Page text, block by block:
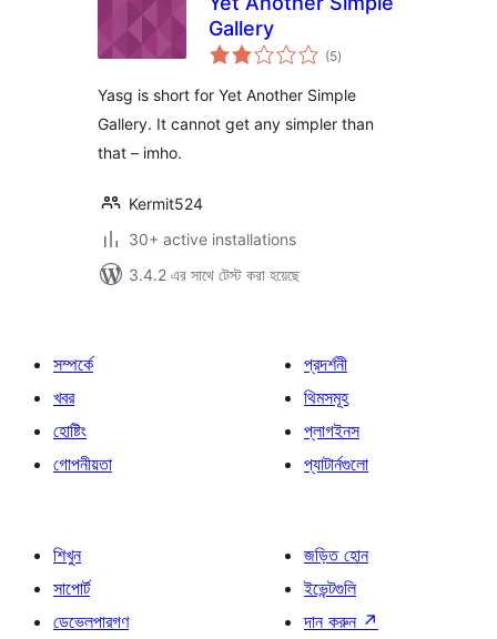
Gallery
(5total
ratings
)
Yasg is short for Yet Another Simple
Gallery. It cannot get any simpler than
that – imho.
Kermit524
30+ active installations
3.4.2 এর সাথে টেস্ট করা হয়েছে
সম্পর্কে
খবর
হোষ্টিং
গোপনীয়তা
প্রদর্শনী
থিমসমূহ
প্লাগইনস
প্যাটার্নগুলো
শিখুন
সাপোর্ট
ডেভেলপারগণ
জড়িত হোন
ইভেন্টগুলি
দান করুন ↗